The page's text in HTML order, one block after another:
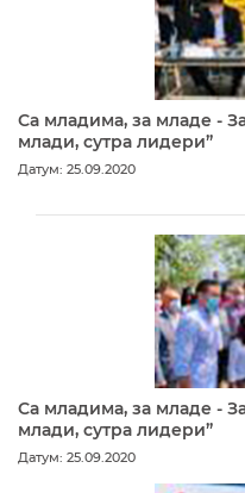
Са младима, за младе -
млади, сутра лидери”
Датум: 25.09.2020
Са младима, за младе -
млади, сутра лидери”
Датум: 25.09.2020